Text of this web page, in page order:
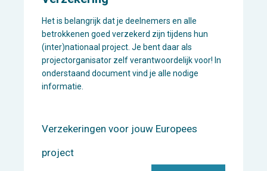
Het is belangrijk dat je deelnemers en alle
betrokkenen goed verzekerd zijn tijdens hun
(inter)nationaal project. Je bent daar als
projectorganisator zelf verantwoordelijk voor! In
onderstaand document vind je alle nodige
informatie.
Verzekeringen voor jouw Europees
project